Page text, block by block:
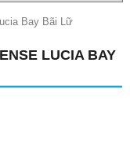
Bay Bãi Lữ
LUCIA BAY